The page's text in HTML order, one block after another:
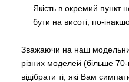
Якість в окремий
бути на висоті, по-
Зважаючи на наш
різних моделей (більше
відібрати ті, які Вам